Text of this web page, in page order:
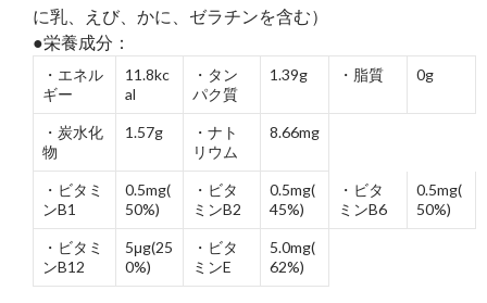
に乳、えび、かに、ゼラチンを含む）
●栄養成分：
・エネル
ギー
11.8kc
al
・タン
パク質
1.39g ・脂質 0g
・炭水化
物
1.57g
・ナト
リウム
8.66mg
・ビタミ
ンB1
0.5mg(
50%)
・ビタ
ミンB2
0.5mg(
45%)
・ビタ
ミンB6
0.5mg(
50%)
・ビタミ
ンB12
5μg(25
0%)
・ビタ
ミンE
5.0mg(
62%)